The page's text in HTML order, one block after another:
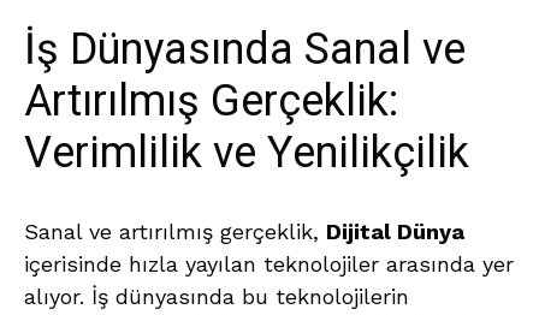
İş Dünyasında Sanal ve
Artırılmış Gerçeklik:
Verimlilik ve Yenilikçilik
Sanal ve artırılmış gerçeklik, Dijital Dünya
içerisinde hızla yayılan teknolojiler arasında yer
alıyor. İş dünyasında bu teknolojilerin